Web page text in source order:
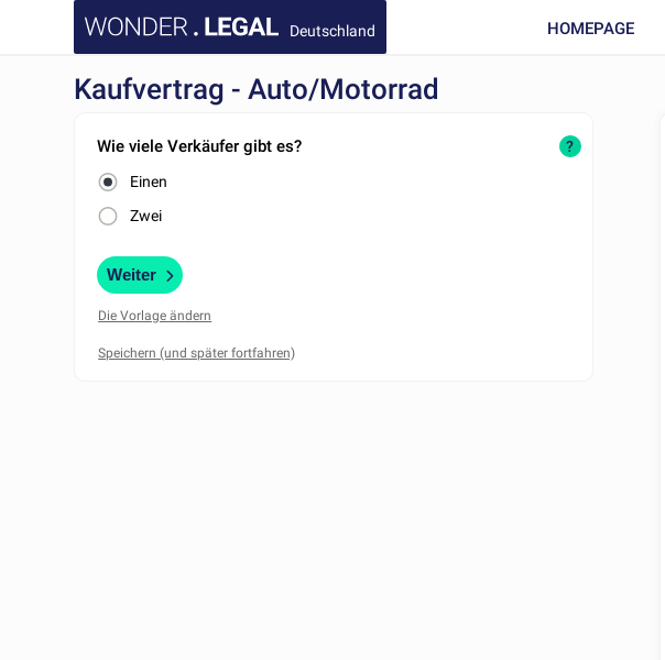
Deutschland HOMEPAGE
Kaufvertrag - Auto/Motorrad
Wie viele Verkäufer gibt es?
Einen
Zwei
?
Weiter
Die Vorlage ändern